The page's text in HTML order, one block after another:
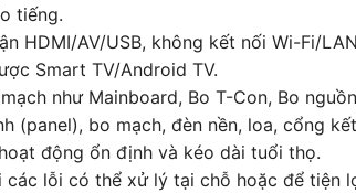
tiếng.
HDMI/AV/USB, không kết nối Wi-Fi/
Smart TV/Android TV.
như Mainboard, Bo T-Con, Bo
(panel), bo mạch, đèn nền, loa, cổng
động ổn định và kéo dài tuổi thọ.
lỗi có thể xử lý tại chỗ hoặc để tiện